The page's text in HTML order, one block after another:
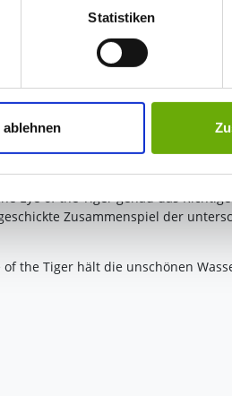
von Ihnen gewünschten
die Verarbeitung Ihrer
Statistiken
ablehnen
Eye of the Tiger genau das
Zusammenspiel der
the Tiger hält die unschönen